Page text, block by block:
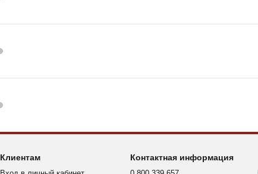
Клиентам Контактная информация